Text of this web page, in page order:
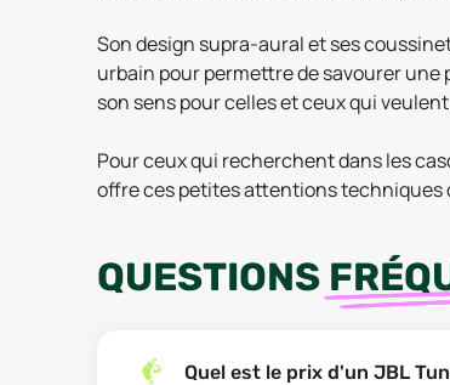
Son design supra-aural et ses
urbain pour permettre de savourer une
son sens pour celles et ceux qui
Pour ceux qui recherchent dans les
offre ces petites attentions techniques
QUESTIONS
Quel est le prix d'un JBL